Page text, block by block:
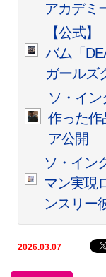
アカデミ
【公式
バム「
ガールズ
ソ・イ
作った
ア公開
ソ・イン
マン実現
ンスリー
2026.03.07